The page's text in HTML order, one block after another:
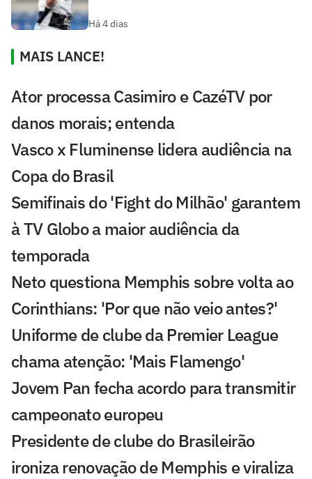
Há 4 dias
MAIS LANCE!
Ator processa Casimiro e CazéTV por
danos morais; entenda
Vasco x Fluminense lidera audiência na
Copa do Brasil
Semifinais do 'Fight do Milhão' garantem
à TV Globo a maior audiência da
temporada
Neto questiona Memphis sobre volta ao
Corinthians: 'Por que não veio antes?'
Uniforme de clube da Premier League
chama atenção: 'Mais Flamengo'
Jovem Pan fecha acordo para transmitir
campeonato europeu
Presidente de clube do Brasileirão
ironiza renovação de Memphis e viraliza